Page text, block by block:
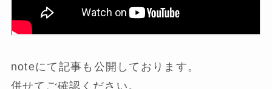
noteにて記事も公開しております。
併せてご確認ください。